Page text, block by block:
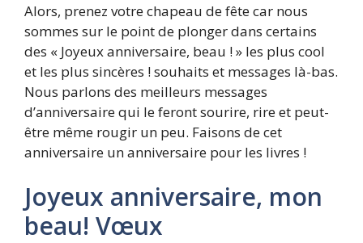
Alors, prenez votre chapeau de fête car nous
sommes sur le point de plonger dans certains
des « Joyeux anniversaire, beau ! » les plus cool
et les plus sincères ! souhaits et messages là-bas.
Nous parlons des meilleurs messages
d’anniversaire qui le feront sourire, rire et peut-
être même rougir un peu. Faisons de cet
anniversaire un anniversaire pour les livres !
Joyeux anniversaire, mon
beau! Vœux